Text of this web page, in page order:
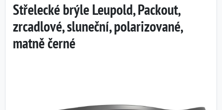
Střelecké brýle Leupold, Packout,
zrcadlové, sluneční, polarizované,
matně černé